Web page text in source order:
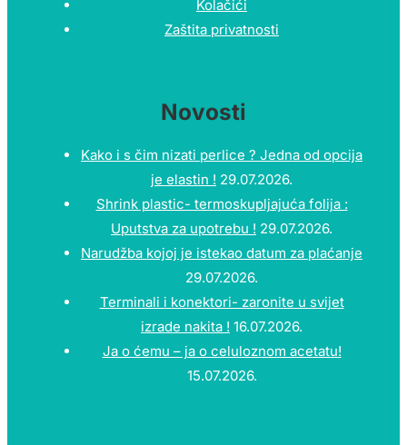
Kolačići
Zaštita privatnosti
Novosti
Kako i s čim nizati perlice ? Jedna od opcija
je elastin ! 29.07.2026.
Shrink plastic- termoskupljajuća folija :
Uputstva za upotrebu ! 29.07.2026.
Narudžba kojoj je istekao datum za plaćanje
29.07.2026.
Terminali i konektori- zaronite u svijet
izrade nakita ! 16.07.2026.
Ja o ćemu – ja o celuloznom acetatu!
15.07.2026.